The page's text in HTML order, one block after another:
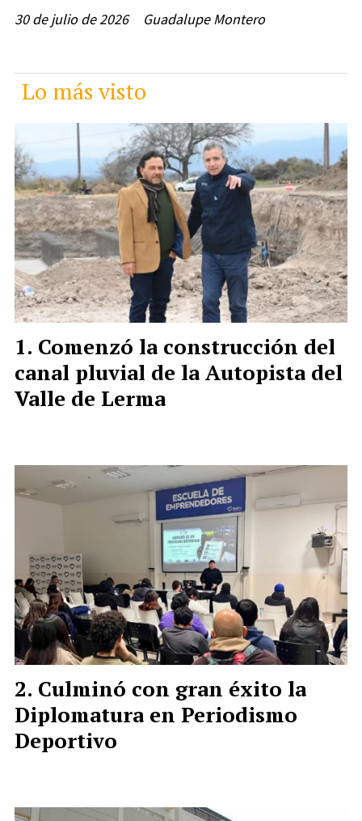
Guadalupe Montero
30 de julio de 2026
Lo más visto
Comenzó la construcción del
canal pluvial de la Autopista del
Valle de Lerma
Culminó con gran éxito la
Diplomatura en Periodismo
Deportivo